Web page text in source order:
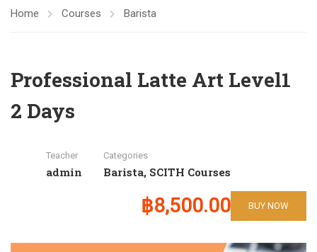
Home Courses Barista
Professional Latte Art Level1
2 Days
Teacher
admin
Categories
Barista, SCITH Courses
฿8,500.00 BUY NOW